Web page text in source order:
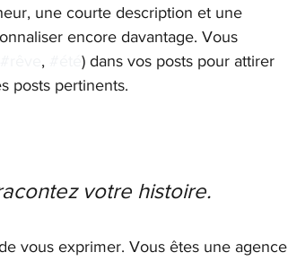
une courte description et une
encore davantage. Vous
,
) dans vos posts pour attirer
posts pertinents.
votre histoire.
vous exprimer. Vous êtes une agence